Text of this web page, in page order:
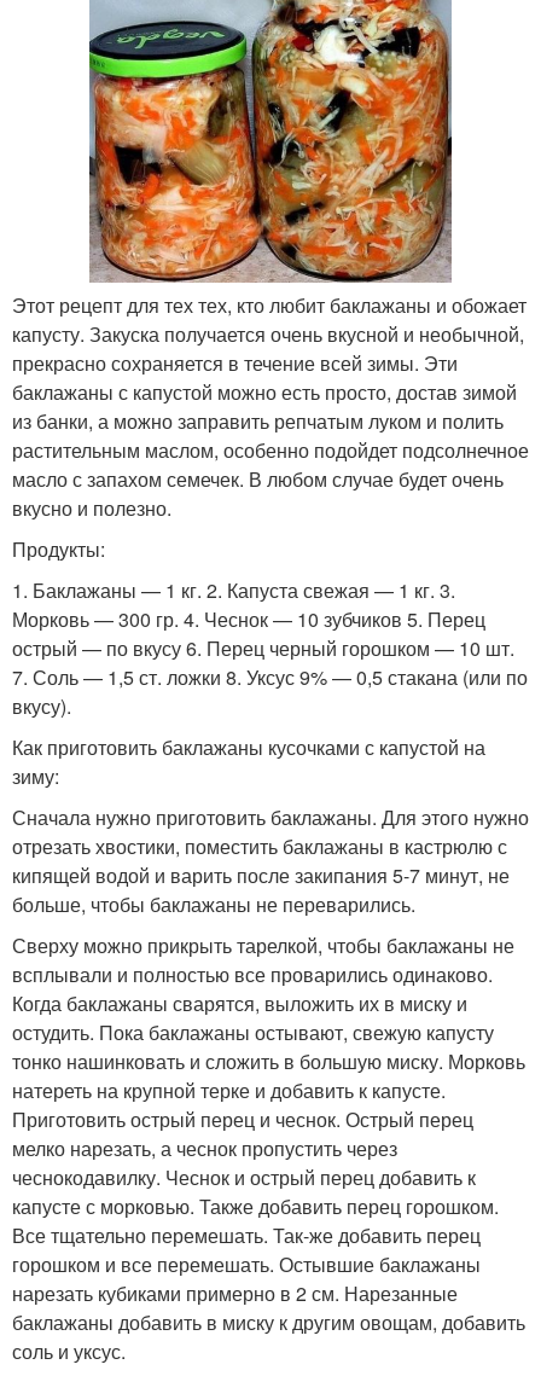
Этот рецепт для тех тех, кто любит баклажаны и обожает
капусту. Закуска получается очень вкусной и необычной,
прекрасно сохраняется в течение всей зимы. Эти
баклажаны с капустой можно есть просто, достав зимой
из банки, а можно заправить репчатым луком и полить
растительным маслом, особенно подойдет подсолнечное
масло с запахом семечек. В любом случае будет очень
вкусно и полезно.
Продукты:
1. Баклажаны — 1 кг. 2. Капуста свежая — 1 кг. 3.
Морковь — 300 гр. 4. Чеснок — 10 зубчиков 5. Перец
острый — по вкусу 6. Перец черный горошком — 10 шт.
7. Соль — 1,5 ст. ложки 8. Уксус 9% — 0,5 стакана (или по
вкусу).
Как приготовить баклажаны кусочками с капустой на
зиму:
Сначала нужно приготовить баклажаны. Для этого нужно
отрезать хвостики, поместить баклажаны в кастрюлю с
кипящей водой и варить после закипания 5-7 минут, не
больше, чтобы баклажаны не переварились.
Сверху можно прикрыть тарелкой, чтобы баклажаны не
всплывали и полностью все проварились одинаково.
Когда баклажаны сварятся, выложить их в миску и
остудить. Пока баклажаны остывают, свежую капусту
тонко нашинковать и сложить в большую миску. Морковь
натереть на крупной терке и добавить к капусте.
Приготовить острый перец и чеснок. Острый перец
мелко нарезать, а чеснок пропустить через
чеснокодавилку. Чеснок и острый перец добавить к
капусте с морковью. Также добавить перец горошком.
Все тщательно перемешать. Так-же добавить перец
горошком и все перемешать. Остывшие баклажаны
нарезать кубиками примерно в 2 см. Нарезанные
баклажаны добавить в миску к другим овощам, добавить
соль и уксус.